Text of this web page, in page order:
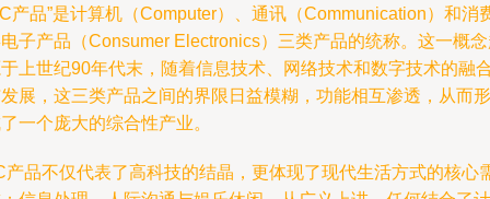
产品”是计算机（Computer）、通讯（Communication）和消
子产品（Consumer Electronics）三类产品的统称。这一概
上世纪90年代末，随着信息技术、网络技术和数字技术的融
展，这三类产品之间的界限日益模糊，功能相互渗透，从而形
一个庞大的综合性产业。
产品不仅代表了高科技的结晶，更体现了现代生活方式的核心